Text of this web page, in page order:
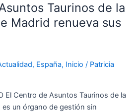
Taurinos de la
Madrid renueva sus
, España, Inicio / Patricia
El Centro de Asuntos Taurinos de la
un órgano de gestión sin